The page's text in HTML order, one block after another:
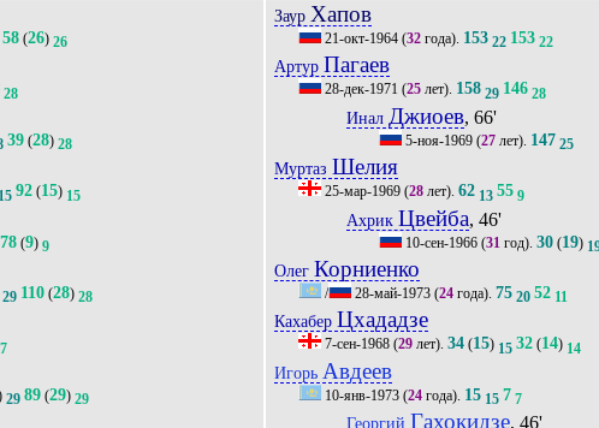
58 (26) 26
28
39 (28) 28
15 92 (15) 15
78 (9) 9
29 110 (28) 28
29 89 (29) 29
Заур Хапов
21-окт-1964 (32 года). 153 22 153 22
АртурПагаев
28-дек-1971 (25 лет). 158 29 146 28
Инал Джиоев, 66'
5-ноя-1969(27лет). 147 25
Муртаз Шелия
25-мар-1969 (28 лет).62 13 55 9
Ахрик Цвейба, 46'
10-сен-1966(31 год). 30(19)
Олег Корниенко
/ 28-май-1973 (24 года).75 20 52 11
КахаберЦхададзе
7-сен-1968 (29 лет).34 (15) 15 32 (14) 14
Игорь Авдеев
10-янв-1973 (24 года). 15 15 7 7
Георгий Гахокидзе, 46'